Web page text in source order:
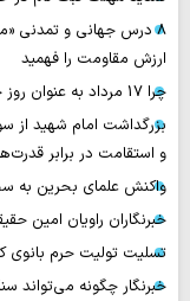
۸ درس جهانی و تمدنی
ارزش مقاومت را فهمید
چرا 17 مرداد به عنوان روز خبرنگار نامیده شد؟
بزرگداشت امام شهید از
و استقامت در برابر
واکنش علمای بحرین به
خبرنگاران راویان امین
تسلیت تولیت حرم بانوی
خبرنگار چگونه می‌تواند